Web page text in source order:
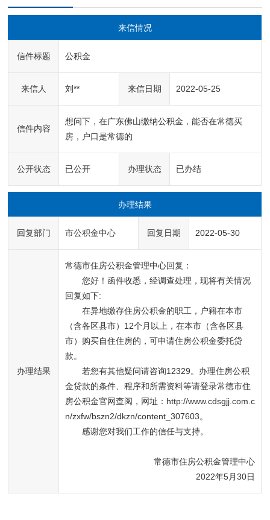
来信情况
信件标题 公积金
来信人 刘** 来信日期 2022-05-25
信件内容
想问下，在广东佛山缴纳公积金，能否在常德买
房，户口是常德的
公开状态 已公开 办理状态 已办结
办理结果
回复部门 市公积金中心 回复日期 2022-05-30
办理结果
常德市住房公积金管理中心回复：
您好！函件收悉，经调查处理，现将有关情况
回复如下:
在异地缴存住房公积金的职工，户籍在本市
（含各区县市）12个月以上，在本市（含各区县
市）购买自住住房的，可申请住房公积金委托贷
款。
若您有其他疑问请咨询12329。办理住房公积
金贷款的条件、程序和所需资料等请登录常德市住
房公积金官网查阅，网址：http://www.cdsgjj.com.c
n/zxfw/bszn2/dkzn/content_307603。
感谢您对我们工作的信任与支持。
常德市住房公积金管理中心
2022年5月30日